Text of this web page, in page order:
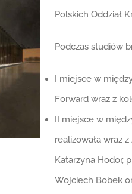
Polskich Oddział
Podczas studiów
I miejsce w
Forward wraz z
II miejsce w
realizowała wraz
Katarzyna Hodor,
Wojciech Bobek